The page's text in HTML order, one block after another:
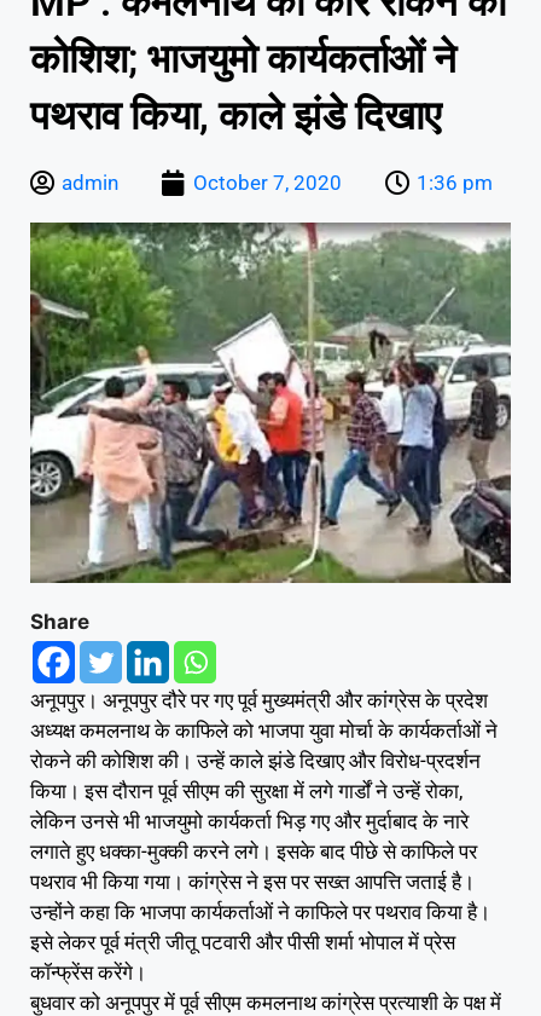
कोशिश; भाजयुमो कार्यकर्ताओं ने
पथराव किया, काले झंडे दिखाए
admin October 7, 2020 1:36 pm
Share
अनूपपुर। अनूपपुर दौरे पर गए पूर्व मुख्यमंत्री और कांग्रेस के प्रदेश
अध्यक्ष कमलनाथ के काफिले को भाजपा युवा मोर्चा के कार्यकर्ताओं ने
रोकने की कोशिश की। उन्हें काले झंडे दिखाए और विरोध-प्रदर्शन
किया। इस दौरान पूर्व सीएम की सुरक्षा में लगे गार्डों ने उन्हें रोका,
लेकिन उनसे भी भाजयुमो कार्यकर्ता भिड़ गए और मुर्दाबाद के नारे
लगाते हुए धक्का-मुक्की करने लगे। इसके बाद पीछे से काफिले पर
पथराव भी किया गया। कांग्रेस ने इस पर सख्त आपत्ति जताई है।
उन्होंने कहा कि भाजपा कार्यकर्ताओं ने काफिले पर पथराव किया है।
इसे लेकर पूर्व मंत्री जीतू पटवारी और पीसी शर्मा भोपाल में प्रेस
कॉन्फ्रेंस करेंगे।
बुधवार को अनूपपुर में पूर्व सीएम कमलनाथ कांग्रेस प्रत्याशी के पक्ष में